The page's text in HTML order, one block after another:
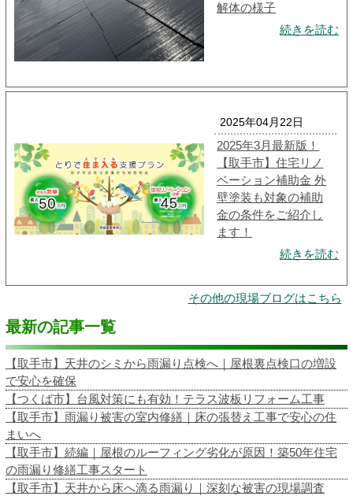
解体の様子
続きを読む
2025年04月22日
2025年3月最新版！
【取手市】住宅リノ
ベーション補助金 外
壁塗装も対象の補助
金の条件をご紹介し
ます！
続きを読む
その他の現場ブログはこちら
最新の記事一覧
【取手市】天井のシミから雨漏り点検へ｜屋根裏点検口の増設
で安心を確保
【つくば市】台風対策にも有効！テラス波板リフォーム工事
【取手市】雨漏り被害の室内修繕｜床の張替え工事で安心の住
まいへ
【取手市】続編｜屋根のルーフィング劣化が原因！築50年住宅
の雨漏り修繕工事スタート
【取手市】天井から床へ滴る雨漏り｜深刻な被害の現場調査